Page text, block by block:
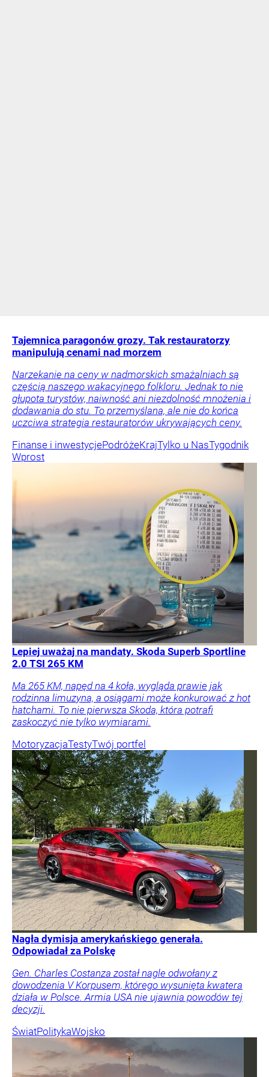
Tajemnica paragonów grozy. Tak restauratorzy
manipulują cenami nad morzem
Narzekanie na ceny w nadmorskich smażalniach są
częścią naszego wakacyjnego folkloru. Jednak to nie
głupota turystów, naiwność ani niezdolność mnożenia i
dodawania do stu. To przemyślana, ale nie do końca
uczciwa strategia restauratorów ukrywających ceny.
Finanse i inwestycjePodróżeKrajTylko u NasTygodnik
Wprost
Lepiej uważaj na mandaty. Skoda Superb Sportline
2.0 TSI 265 KM
Ma 265 KM, napęd na 4 koła, wygląda prawie jak
rodzinna limuzyna, a osiągami może konkurować z hot
hatchami. To nie pierwsza Skoda, która potrafi
zaskoczyć nie tylko wymiarami.
MotoryzacjaTestyTwój portfel
Nagła dymisja amerykańskiego generała.
Odpowiadał za Polskę
Gen. Charles Costanza został nagle odwołany z
dowodzenia V Korpusem, którego wysunięta kwatera
działa w Polsce. Armia USA nie ujawnia powodów tej
decyzji.
ŚwiatPolitykaWojsko